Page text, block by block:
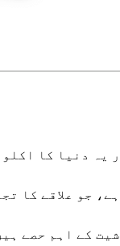
یہ دنیا کا
جو علاقے کا
کے اہم حصے